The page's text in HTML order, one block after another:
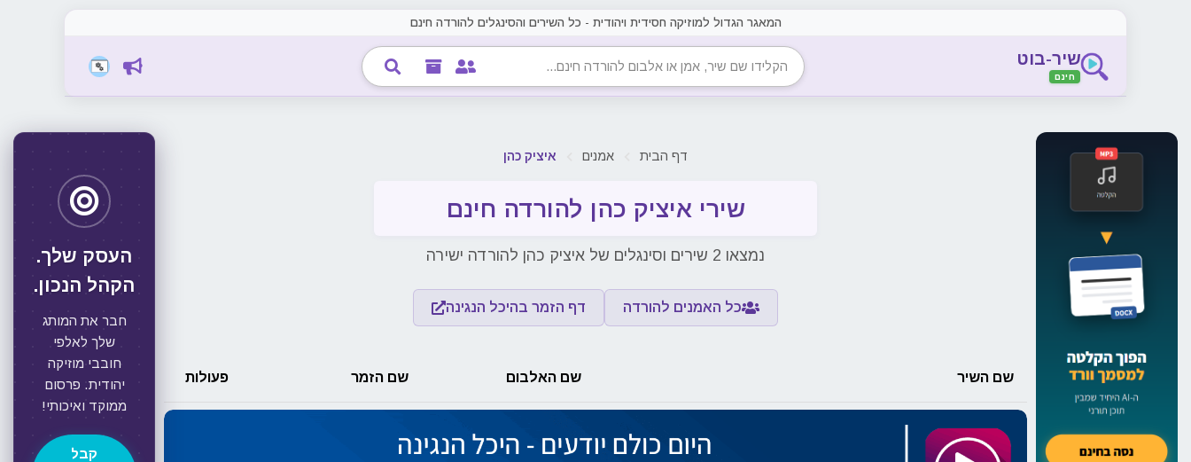
המאגר הגדול למוזיקה חסידית ויהודית - כל השירים והסינגלים להורדה חינם
שיר-בוט
חינם
דף הבית אמנים איציק כהן
שירי איציק כהן להורדה חינם
נמצאו 2 שירים וסינגלים של איציק כהן להורדה ישירה
כל האמנים להורדה דף הזמר בהיכל הנגינה
שם השיר שם האלבום שם הזמר פעולות
העסק שלך.
הקהל הנכון.
חבר את המותג
שלך לאלפי
חובבי מוזיקה
יהודית. פרסום
ממוקד ואיכותי!
קבל